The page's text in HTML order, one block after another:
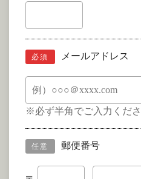
必須 メールアドレス
※必ず半角でご入力くださ
任意 郵便番号